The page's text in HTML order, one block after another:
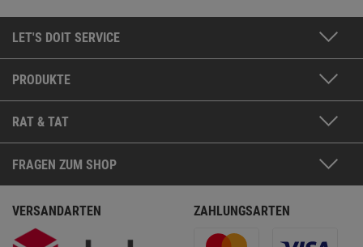
LET'S DOIT SERVICE
PRODUKTE
RAT & TAT
FRAGEN ZUM SHOP
VERSANDARTEN ZAHLUNGSARTEN